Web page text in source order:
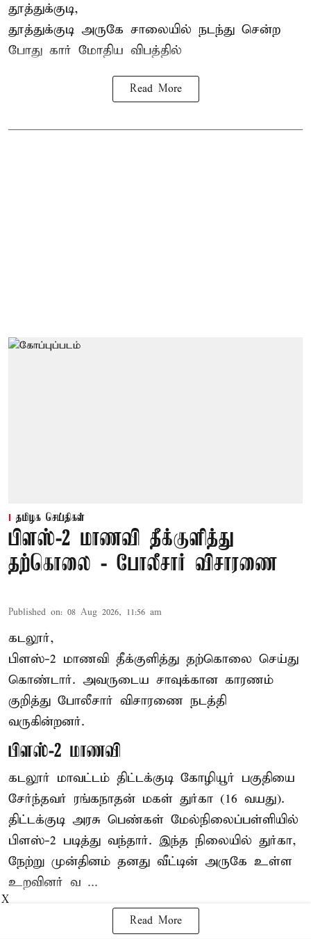
தூத்துக்குடி,
தூத்துக்குடி அருகே சாலையில் நடந்து சென்ற
போது கார் மோதிய விபத்தில்
Read More
தமிழக செய்திகள்
பிளஸ்-2 மாணவி தீக்குளித்து
தற்கொலை - போலீசார் விசாரணை
Published on: 08 Aug 2026, 11:56 am
கடலூர்,
பிளஸ்-2 மாணவி தீக்குளித்து தற்கொலை செய்து
கொண்டார். அவருடைய சாவுக்கான காரணம்
குறித்து போலீசார் விசாரணை நடத்தி
வருகின்றனர்.
பிளஸ்-2 மாணவி
கடலூர் மாவட்டம் திட்டக்குடி கோழியூர் பகுதியை
சேர்ந்தவர் ரங்கநாதன் மகள் துர்கா (16 வயது).
திட்டக்குடி அரசு பெண்கள் மேல்நிலைப்பள்ளியில்
பிளஸ்-2 படித்து வந்தார். இந்த நிலையில் துர்கா,
நேற்று முன்தினம் தனது வீட்டின் அருகே உள்ள
உறவினர் வ ...
Read More
X